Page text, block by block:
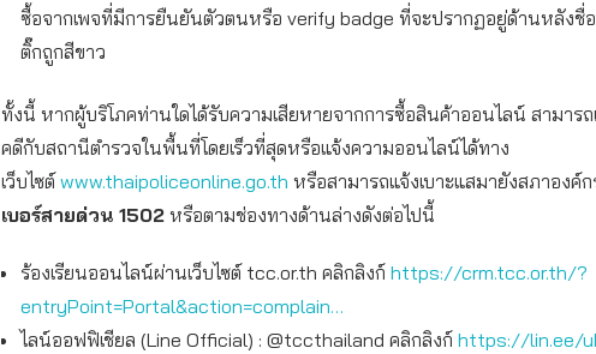
ซื้อจากเพจที่มีการยืนยันตัวตนหรือ verify badge ที่จะปรากฏอยู่ด้านหลังชื่อ
ติ๊กถูกสีขาว
ทั้งนี้ หากผู้บริโภคท่านใดได้รับความเสียหายจากการซื้อสินค้าออนไลน์ สามาร
คดีกับสถานีตำรวจในพื้นที่โดยเร็วที่สุดหรือแจ้งความออนไลน์ได้ทาง
เว็บไซต์ www.thaipoliceonline.go.th หรือสามารถแจ้งเบาะแสมายังสภาองค์
เบอร์สายด่วน 1502 หรือตามช่องทางด้านล่างดังต่อไปนี้
ร้องเรียนออนไลน์ผ่านเว็บไซต์ tcc.or.th คลิกลิงก์ https://crm.tcc.or.th/?
entryPoint=Portal&action=complain…
ไลน์ออฟฟิเชียล (Line Official) : @tccthailand คลิกลิงก์ https://lin.ee/